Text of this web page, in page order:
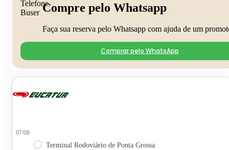
Compre pelo Whatsapp
Faça sua reserva pelo Whatsapp com ajuda de um
Comprar pelo WhatsApp
07/08
Terminal Rodoviário de Ponta Grossa